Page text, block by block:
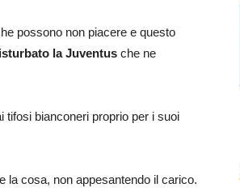
possono non piacere e questo
la Juventus che ne
tifosi bianconeri proprio per i suoi
la cosa, non appesantendo il carico.